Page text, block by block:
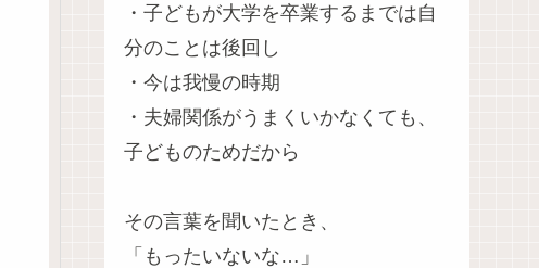
・子どもが大学を卒業するまでは自
分のことは後回し
・今は我慢の時期
・夫婦関係がうまくいかなくても、
子どものためだから
その言葉を聞いたとき、
「もったいないな…」